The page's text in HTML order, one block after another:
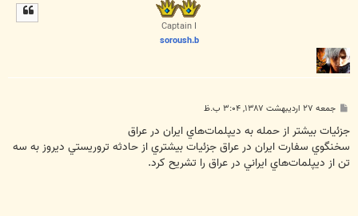
Captain I
soroush.b
ت
جمعه ۲۷ اردیبهشت ۱۳۸۷, ۳:۰۴ ب.ظ
جزئيات بيشتر از حمله به ديپلمات‌هاي ايران در عراق
سخنگوي سفارت ايران در عراق جزئيات بيشتري از حادثه تروريستي ديروز به سه
تن از ديپلمات‌هاي ايراني در عراق را تشريح كرد.